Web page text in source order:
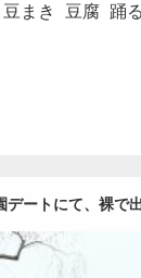
豆まき 豆腐 踊る
デートにて、裸で